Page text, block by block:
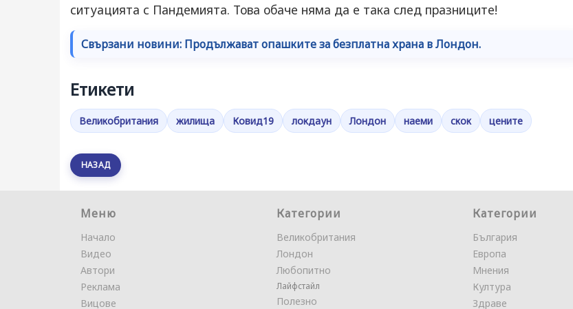
ситуацията с Пандемията. Това обаче няма да е така след празниците!
Свързани новини: Продължават опашките за безплатна храна в Лондон.
Етикети
Великобритания жилища Ковид19 локдаун Лондон наеми скок цените
НАЗАД
Меню
Начало
Видео
Автори
Реклама
Вицове
Категории
Великобритания
Лондон
Любопитно
Лайфстайл
Полезно
Категории
България
Европа
Мнения
Култура
Здраве